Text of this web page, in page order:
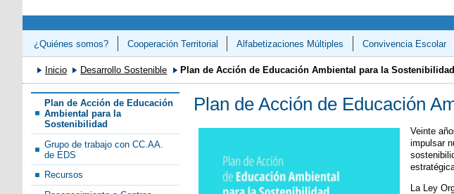
¿Quiénes somos? Cooperación Territorial Alfabetizaciones Múltiples Convivencia Escolar
Congreso «Avanzando en el Refuerzo de la Competencias Lectora y Matemáticas»
Inicio Desarrollo Sostenible Plan de Acción de Educación Ambiental para la Sostenibilidad
Plan de Acción de Educación
Ambiental para la
Sostenibilidad
Grupo de trabajo con CC.AA.
de EDS
Recursos
Plan de Acción de Educación
Veinte
impulsar
La Ley